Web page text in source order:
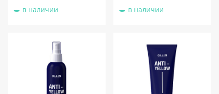
в наличии в наличии